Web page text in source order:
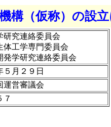
構（仮称）の設
研究連絡委員会
工学専門委員会
発学研究連絡委員会
５月２９日
運営審議会
７